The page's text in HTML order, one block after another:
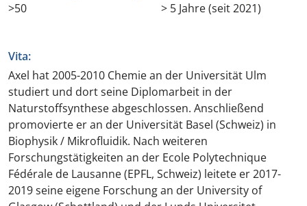
>50
> 5 Jahre (seit 2021)
Vita:
Axel hat 2005-2010 Chemie an der Universität Ulm
studiert und dort seine Diplomarbeit in der
Naturstoffsynthese abgeschlossen. Anschließend
promovierte er an der Universität Basel (Schweiz) in
Biophysik / Mikrofluidik. Nach weiteren
Forschungstätigkeiten an der Ecole Polytechnique
Fédérale de Lausanne (EPFL, Schweiz) leitete er 2017-
2019 seine eigene Forschung an der University of